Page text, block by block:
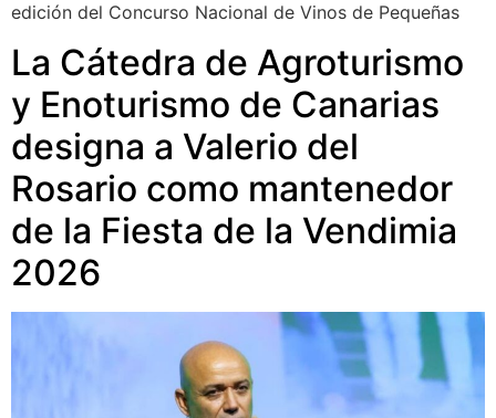
edición del Concurso Nacional de Vinos de Pequeñas
La Cátedra de Agroturismo
y Enoturismo de Canarias
designa a Valerio del
Rosario como mantenedor
de la Fiesta de la Vendimia
2026